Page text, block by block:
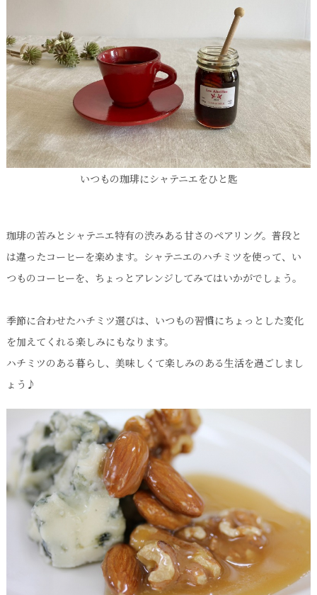
いつもの珈琲にシャテニエをひと匙
珈琲の苦みとシャテニエ特有の渋みある甘さのペアリング。普段と
は違ったコーヒーを楽めます。シャテニエのハチミツを使って、い
つものコーヒーを、ちょっとアレンジしてみてはいかがでしょう。
季節に合わせたハチミツ選びは、いつもの習慣にちょっとした変化
を加えてくれる楽しみにもなります。
ハチミツのある暮らし、美味しくて楽しみのある生活を過ごしまし
ょう♪